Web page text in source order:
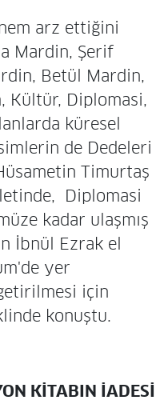
arz ettiğini
Mardin, Şerif
Betül Mardin,
Kültür, Diplomasi,
küresel
de Dedeleri
Timurtaş
Diplomasi
kadar ulaşmış
İbnül Ezrak el
yer
için
konuştu.
KİTABIN İADESİ